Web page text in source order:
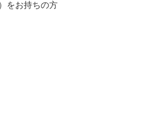
をお持ちの方